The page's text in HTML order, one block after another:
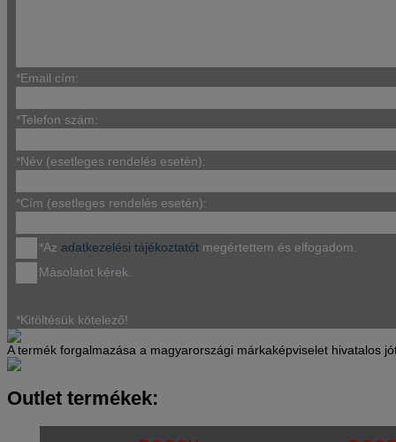
*Email cím:
*Telefon szám:
*Név (esetleges rendelés esetén):
*Cím (esetleges rendelés esetén):
*Az adatkezelési tájékoztatót megértettem és elfogadom.
Másolatot kérek.
*Kitöltésük kötelező!
A termék forgalmazása a magyarországi márkaképviselet hivatalos
Outlet termékek: